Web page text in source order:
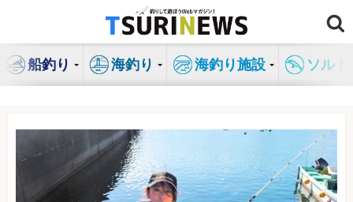
ン
船釣り 海釣り 海釣り施設 ソル